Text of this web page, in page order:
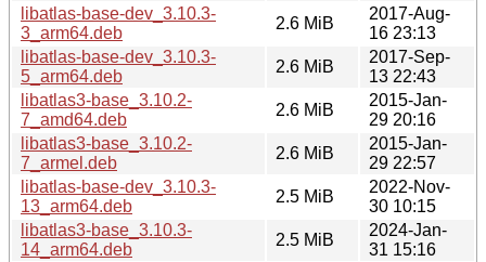
libatlas-base-dev_3.10.3-
3_arm64.deb
2.6 MiB
2017-Aug-
16 23:13
libatlas-base-dev_3.10.3-
5_arm64.deb
2.6 MiB
2017-Sep-
13 22:43
libatlas3-base_3.10.2-
7_amd64.deb
2.6 MiB
2015-Jan-
29 20:16
libatlas3-base_3.10.2-
7_armel.deb
2.6 MiB
2015-Jan-
29 22:57
libatlas-base-dev_3.10.3-
13_arm64.deb
2.5 MiB
2022-Nov-
30 10:15
libatlas3-base_3.10.3-
14_arm64.deb
2.5 MiB
2024-Jan-
31 15:16